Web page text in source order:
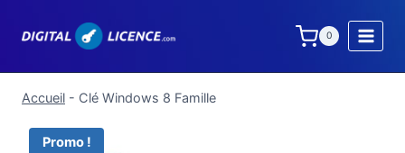
0
Accueil - Clé Windows 8 Famille
Promo !